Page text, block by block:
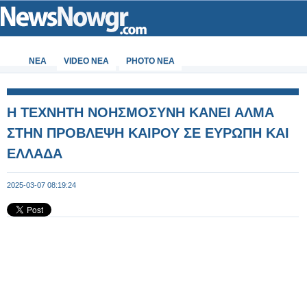
ΝΕΑ VIDEO NEA PHOTO NEA
Η ΤΕΧΝΗΤΗ ΝΟΗΣΜΟΣΥΝΗ ΚΑΝΕΙ ΑΛΜΑ
ΣΤΗΝ ΠΡΟΒΛΕΨΗ ΚΑΙΡΟΥ ΣΕ ΕΥΡΩΠΗ ΚΑΙ
ΕΛΛΑΔΑ
2025-03-07 08:19:24